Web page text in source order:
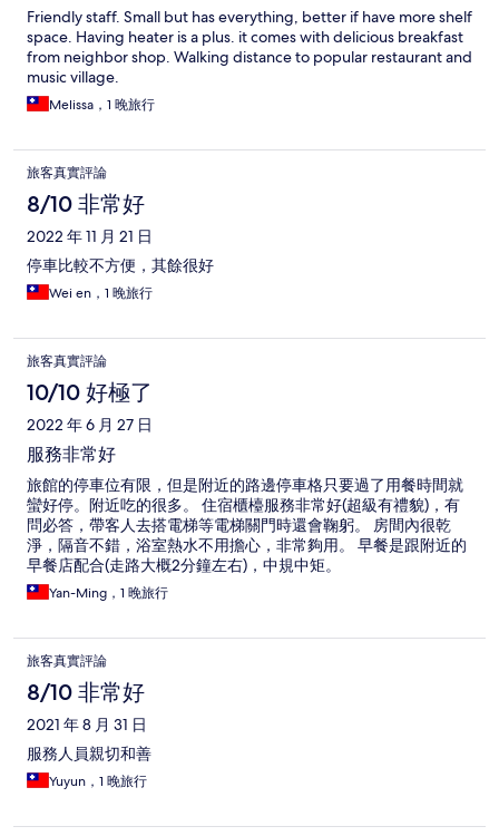
Friendly staff. Small but has everything, better if have more shelf
space. Having heater is a plus. it comes with delicious breakfast
from neighbor shop. Walking distance to popular restaurant and
music village.
Melissa，1 晚旅行
旅客真實評論
8/10 非常好
2022 年 11 月 21 日
停車比較不方便，其餘很好
Wei en，1 晚旅行
旅客真實評論
10/10 好極了
2022 年 6 月 27 日
服務非常好
旅館的停車位有限，但是附近的路邊停車格只要過了用餐時間就
蠻好停。附近吃的很多。 住宿櫃檯服務非常好(超級有禮貌)，有
問必答，帶客人去搭電梯等電梯關門時還會鞠躬。 房間內很乾
淨，隔音不錯，浴室熱水不用擔心，非常夠用。 早餐是跟附近的
早餐店配合(走路大概2分鐘左右)，中規中矩。
Yan-Ming，1 晚旅行
旅客真實評論
8/10 非常好
2021 年 8 月 31 日
服務人員親切和善
Yuyun，1 晚旅行